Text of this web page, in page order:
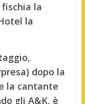
la
la
dopo la
la cantante
gli A&K, è